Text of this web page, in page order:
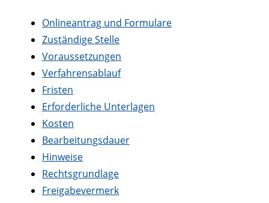
Onlineantrag und Formulare
Zuständige Stelle
Voraussetzungen
Verfahrensablauf
Fristen
Erforderliche Unterlagen
Kosten
Bearbeitungsdauer
Hinweise
Rechtsgrundlage
Freigabevermerk